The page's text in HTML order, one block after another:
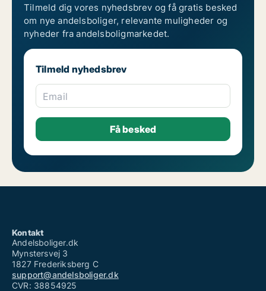
Tilmeld dig vores nyhedsbrev og få gratis besked
om nye andelsboliger, relevante muligheder og
nyheder fra andelsboligmarkedet.
Tilmeld nyhedsbrev
Email
Kontakt
Andelsboliger.dk
Mynstersvej 3
1827 Frederiksberg C
support@andelsboliger.dk
CVR: 38854925